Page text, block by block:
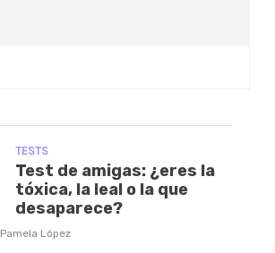
TESTS
Test de amigas: ¿eres la
tóxica, la leal o la que
desaparece?
Pamela López